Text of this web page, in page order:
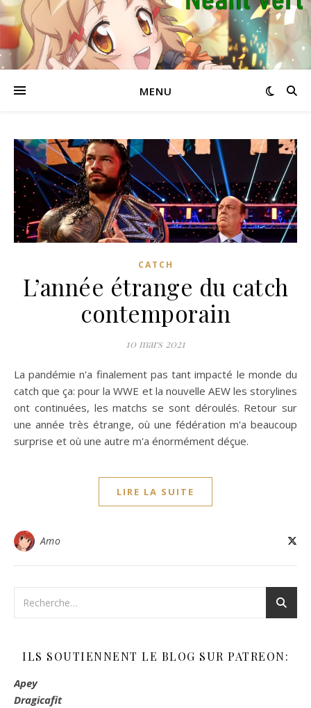
MENU
CATCH
L’année étrange du catch
contemporain
10 mars 2021
La pandémie n'a finalement pas tant impacté le monde du
catch que ça: pour la WWE et la nouvelle AEW les storylines
ont continuées, les matchs se sont déroulés. Retour sur
une année très étrange, où une fédération m'a beaucoup
surprise et où une autre m'a énormément déçue.
LIRE LA SUITE
Amo
ILS SOUTIENNENT LE BLOG SUR PATREON:
Apey
Dragicafit